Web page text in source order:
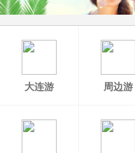
大连游 周边游